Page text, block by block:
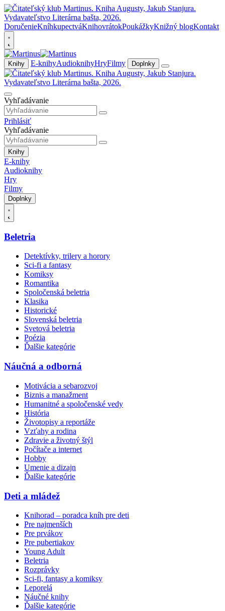
DoručenieKníhkupectváKnihovrátokPoukážkyKnižný blogKontakt
Knihy E-knihyAudioknihyHryFilmy Doplnky
Vyhľadávanie
Prihlásiť
Vyhľadávanie
Knihy
E-knihy
Audioknihy
Hry
Filmy
Doplnky
Beletria
Detektívky, trilery a horory
Sci-fi a fantasy
Komiksy
Romantika
Spoločenská beletria
Klasika
Historické
Slovenská beletria
Svetová beletria
Poézia
Ďalšie kategórie
Náučná a odborná
Motivácia a sebarozvoj
Biznis a manažment
Humanitné a spoločenské vedy
História
Životopisy a reportáže
Vzťahy a rodina
Zdravie a životný štýl
Počítače a internet
Hobby
Umenie a dizajn
Ďalšie kategórie
Deti a mládež
Knihorad – poradca kníh pre deti
Pre najmenších
Pre prvákov
Pre pubertiakov
Young Adult
Beletria
Rozprávky
Sci-fi, fantasy a komiksy
Leporelá
Náučné knihy
Ďalšie kategórie